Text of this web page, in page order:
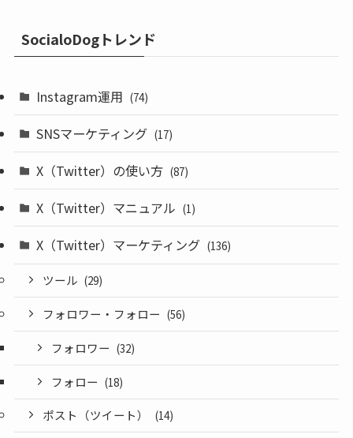
SocialoDogトレンド
Instagram運用 (74)
SNSマーケティング (17)
X（Twitter）の使い方 (87)
X（Twitter）マニュアル (1)
X（Twitter）マーケティング (136)
ツール (29)
フォロワー・フォロー (56)
フォロワー (32)
フォロー (18)
ポスト（ツイート） (14)